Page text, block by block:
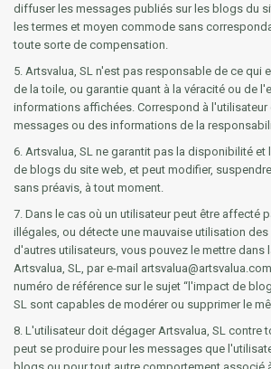
diffuser les messages publiés sur les blogs du
les termes et moyen commode sans
toute sorte de compensation.
5. Artsvalua, SL n'est pas responsable de ce qui
de la toile, ou garantie quant à la véracité ou de
informations affichées. Correspond à
messages ou des informations de la
6. Artsvalua, SL ne garantit pas la disponibilité et
de blogs du site web, et peut modifier,
sans préavis, à tout moment.
7. Dans le cas où un utilisateur peut être affecté
illégales, ou détecte une mauvaise utilisation
d'autres utilisateurs, vous pouvez le mettre dans
Artsvalua, SL, par e-mail
numéro de référence sur le sujet “l'impact de
SL sont capables de modérer ou supprimer le
8. L'utilisateur doit dégager Artsvalua, SL contre
peut se produire pour les messages que